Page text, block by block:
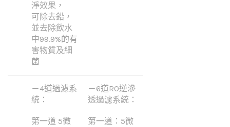
淨效果，
可除去鉛，
並去除飲水
中99.9%的有
害物質及細
菌
－4道過濾系
統：
第一道 5微
－6道RO逆滲
透過濾系統：
第一道：5微